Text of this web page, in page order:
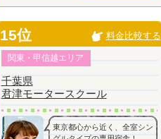
15位 料金比較する
関東・甲信越エリア
千葉県
君津モータースクール
東京都心から近く、全室シン